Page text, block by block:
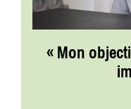
« Mon